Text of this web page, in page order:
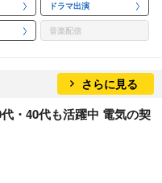
ドラマ出演
音楽配信
さらに見る
・40代も活躍中 電気の契